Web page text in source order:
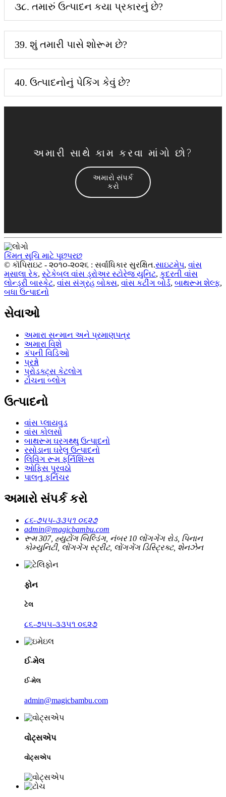
૩૮. તમારું ઉત્પાદન કયા પ્રકારનું છે?
39. શું તમારી પાસે શોરૂમ છે?
40. ઉત્પાદનોનું પેકિંગ કેવું છે?
અમારી સાથે કામ કરવા માંગો છો?
અમારો સંપર્ક
કરો
કિંમત સૂચિ માટે પૂછપરછ
© કૉપિરાઇટ - ૨૦૧૦-૨૦૨૬ : સર્વાધિકાર સુરક્ષિત.સાઇટમેપ, વાંસ
મસાલા રેક, સ્ટેકેબલ વાંસ ડ્રોઅર સ્ટોરેજ યુનિટ, કુદરતી વાંસ
લોન્ડ્રી બાસ્કેટ, વાંસ સંગ્રહ બોક્સ, વાંસ કટીંગ બોર્ડ, બાથરૂમ શેલ્ફ,
બધા ઉત્પાદનો
સેવાઓ
અમારા સન્માન અને પ્રમાણપત્ર
અમારા વિશે
કંપની વિડિઓ
પ્રશ્નો
પ્રોડક્ટ્સ કેટલોગ
ટોચના બ્લોગ
ઉત્પાદનો
વાંસ પ્લાયવુડ
વાંસ કોલસો
બાથરૂમ ઘરગથ્થુ ઉત્પાદનો
રસોડાના ઘરેલુ ઉત્પાદનો
લિવિંગ રૂમ ફર્નિશિંગ્સ
ઓફિસ પુરવઠો
પાલતુ ફર્નિચર
અમારો સંપર્ક કરો
૮૬-૭૫૫-૩૩૫૧ ૦૬૨૭
admin@magicbambu.com
રૂમ 307, હ્યુટોંગ બિલ્ડિંગ, નંબર 10 લોંગગેંગ રોડ, પિનાન
કોમ્યુનિટી, લોંગગેંગ સ્ટ્રીટ, લોંગગેંગ ડિસ્ટ્રિક્ટ, શેનઝેન
ફોન
ટેલ
૮૬-૭૫૫-૩૩૫૧ ૦૬૨૭
ઈ-મેલ
ઈ-મેલ
admin@magicbambu.com
વોટ્સએપ
વોટ્સએપ